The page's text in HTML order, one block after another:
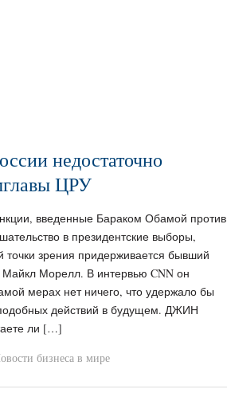
недостаточно
ЦРУ
введенные Бараком Обамой против
в президентские выборы,
точки зрения придерживается бывший
Морелл. В интервью CNN он
мерах нет ничего, что удержало бы
действий в будущем. ДЖИН
ли […]
бизнеса в мире